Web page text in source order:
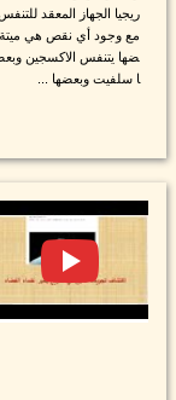
ريجيا الجهاز المعقد
مع وجود أي نقص هي ميتة
ضها يتنفس الاكسجين
ا سلفيت وبعضها ...